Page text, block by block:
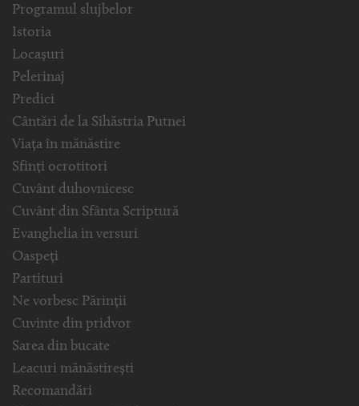
Programul slujbelor
Istoria
Locașuri
Pelerinaj
Predici
Cântări de la Sihăstria Putnei
Viața în mănăstire
Sfinți ocrotitori
Cuvânt duhovnicesc
Cuvânt din Sfânta Scriptură
Evanghelia in versuri
Oaspeți
Partituri
Ne vorbesc Părinții
Cuvinte din pridvor
Sarea din bucate
Leacuri mănăstirești
Recomandări